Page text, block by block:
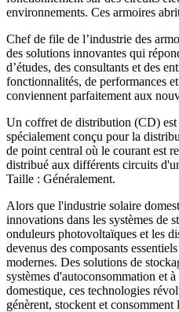
environnements. Ces armoires
Chef de file de l’industrie des
des solutions innovantes qui
d’études, des consultants et des
fonctionnalités, de performances
conviennent parfaitement aux
Un coffret de distribution (CD)
spécialement conçu pour la
de point central où le courant est
distribué aux différents circuits
Taille : Généralement.
Alors que l'industrie solaire
innovations dans les systèmes de
onduleurs photovoltaïques et les
devenus des composants
modernes. Des solutions de
systèmes d'autoconsommation et
domestique, ces technologies
génèrent, stockent et consomment